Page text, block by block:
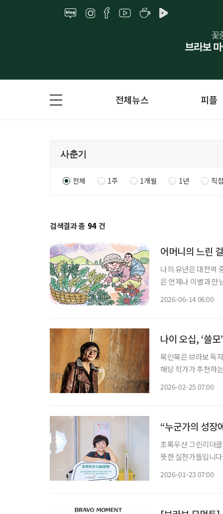
전체뉴스 피플
전체 1주 1개월 1년 직
검색결과 총 94 건
어머니의 느린
나의 유년은 대전역
은 언제나 이별과 만
2026-06-14 06:00
나이 오십, ‘쓸
북인북은 브라보 독
해당 작가가 추천하는 콘텐츠도 함께
2026-02-25 07:00
“누군가의 성장
초록우산 그린리더
뜻한 실천가들입니
2026-01-23 07:00